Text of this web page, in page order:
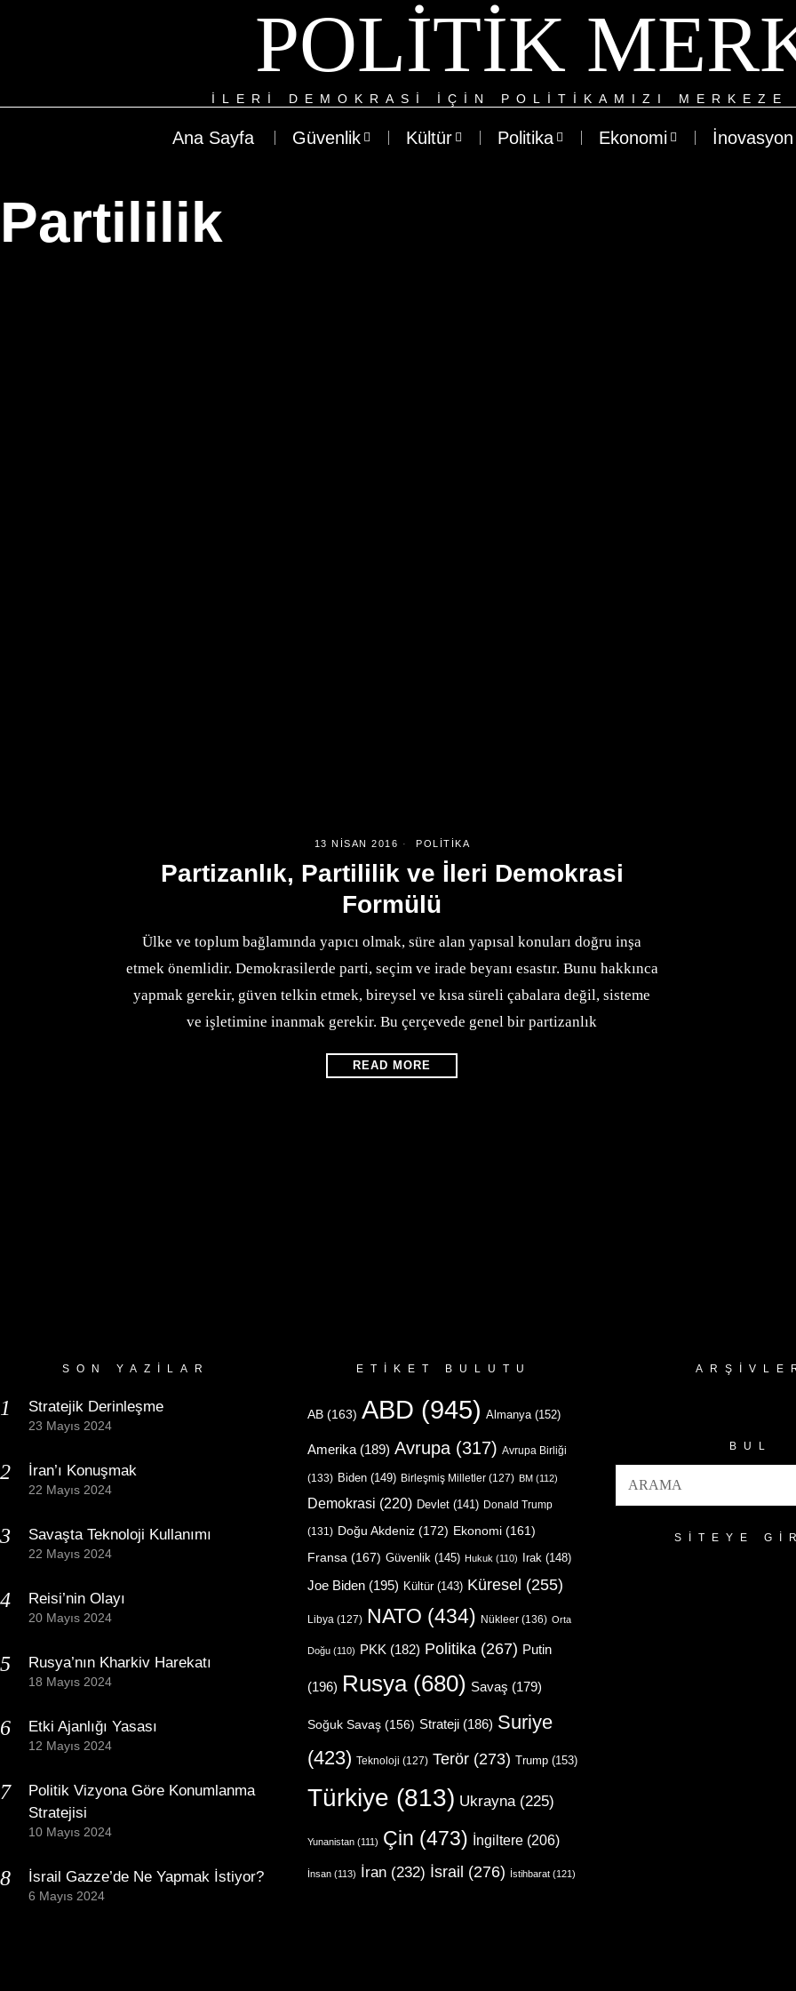
POLITIK
ILERI DEMOKRASI IÇIN POLITIKAMIZI
Ana Sayfa Güvenlik Kültür Politika Ekonomi İnovasyon
Partililik
13 NISAN 2016 POLITIKA
Partizanlık, Partililik ve İleri Demokrasi
Formülü
Ülke ve toplum bağlamında yapıcı olmak, süre alan yapısal konuları doğru inşa
etmek önemlidir. Demokrasilerde parti, seçim ve irade beyanı esastır. Bunu hakkınca
yapmak gerekir, güven telkin etmek, bireysel ve kısa süreli çabalara değil, sisteme
ve işletimine inanmak gerekir. Bu çerçevede genel bir partizanlık
READ MORE
SON YAZILAR
Stratejik Derinleşme
23 Mayıs 2024
İran’ı Konuşmak
22 Mayıs 2024
Savaşta Teknoloji Kullanımı
22 Mayıs 2024
Reisi’nin Olayı
20 Mayıs 2024
Rusya’nın Kharkiv Harekatı
18 Mayıs 2024
Etki Ajanlığı Yasası
12 Mayıs 2024
Politik Vizyona Göre Konumlanma
Stratejisi
10 Mayıs 2024
İsrail Gazze’de Ne Yapmak İstiyor?
6 Mayıs 2024
ETIKET BULUTU
AB (163) ABD (945) Almanya(152)
Amerika (189) Avrupa (317) Avrupa Birliği
(133) Biden (149) Birleşmiş Milletler (127) BM (112)
Demokrasi (220) Devlet (141) Donald Trump
(131) Doğu Akdeniz (172) Ekonomi (161)
Fransa (167) Güvenlik (145) Hukuk (110) Irak (148)
Joe Biden (195) Kültür(143) Küresel (255)
Libya (127) NATO (434) Nükleer (136) Orta
Doğu (110) PKK (182) Politika (267) Putin
(196) Rusya(680) Savaş (179)
Soğuk Savaş (156) Strateji (186) Suriye
(423) Teknoloji (127) Terör (273) Trump (153)
Türkiye (813) Ukrayna(225)
Yunanistan (111) Çin (473) İngiltere (206)
İnsan (113) İran (232) İsrail (276) İstihbarat (121)
BUL
SITEYE